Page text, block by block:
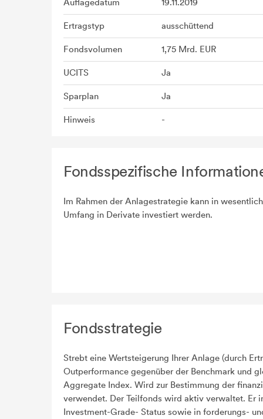
Auflagedatum 19.11.2019
Ertragstyp ausschüttend
Fondsvolumen 1,75 Mrd. EUR
UCITS Ja
Sparplan Ja
Hinweis -
Fondsspezifische
Im Rahmen der Anlagestrategie kann in
Umfang in Derivate investiert werden.
Fondsstrategie
Strebt eine Wertsteigerung Ihrer Anlage (durch
Outperformance gegenüber der Benchmark und
Aggregate Index. Wird zur Bestimmung der
verwendet. Der Teilfonds wird aktiv verwaltet. Er
Investment-Grade- Status sowie in forderungs-